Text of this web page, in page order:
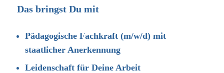
Das bringst Du mit
Pädagogische Fachkraft (m/w/d) mit
staatlicher Anerkennung
Leidenschaft für Deine Arbeit